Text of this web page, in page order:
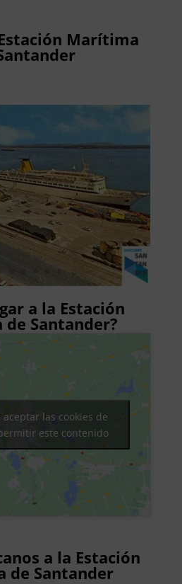
Marítima
a la Estación
Santander?
aceptar las cookies de
este contenido
a la Estación
de Santander